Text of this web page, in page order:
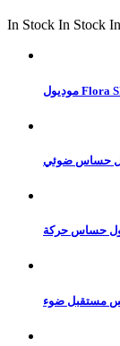
In Stock In Stock